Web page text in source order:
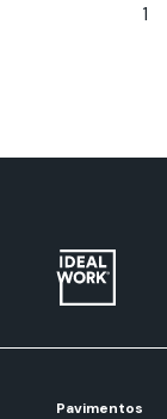
1
Pavimentos